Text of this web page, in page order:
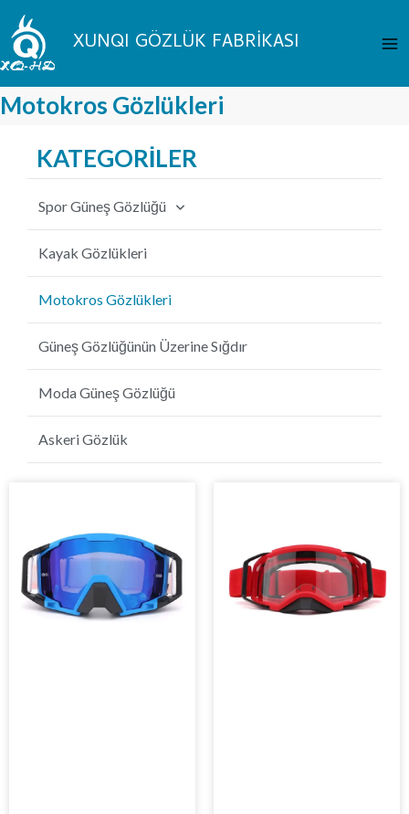
İçeriğe
atla XUNQI GÖZLÜK FABRİKASI
Motokros Gözlükleri
KATEGORİLER
Spor Güneş Gözlüğü
Bisiklet Güneş Gözlüğü
Balıkçılık Güneş Gözlüğü
Beyzbol Güneş Gözlüğü
Golf Güneş Gözlüğü
Kayak Gözlükleri
Motokros Gözlükleri
Güneş Gözlüğünün Üzerine Sığdır
Moda Güneş Gözlüğü
Askeri Gözlük